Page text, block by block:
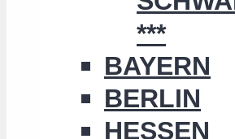
***
BAYERN
BERLIN
HESSEN